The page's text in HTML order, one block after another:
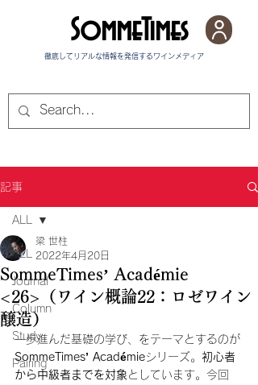
徹底してリアルな情報を発信する​ワインメディア
SommeTimes
記事
ALL
Journal
Column
Study
Pairing
ALL
SommeTimes’ Académie
<26>（ワイン概論22：ロゼワイン
醸造）
梁 世柱
2022年4月20日
一歩進んだ基礎の学び、をテーマとするのが
SommeTimes’ Académieシリーズ。 初心者
から中級者までを対象 としています。今回